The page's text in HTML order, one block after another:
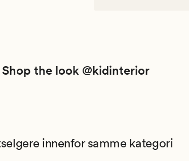
Shop the look @kidinterior
innenfor samme kategori